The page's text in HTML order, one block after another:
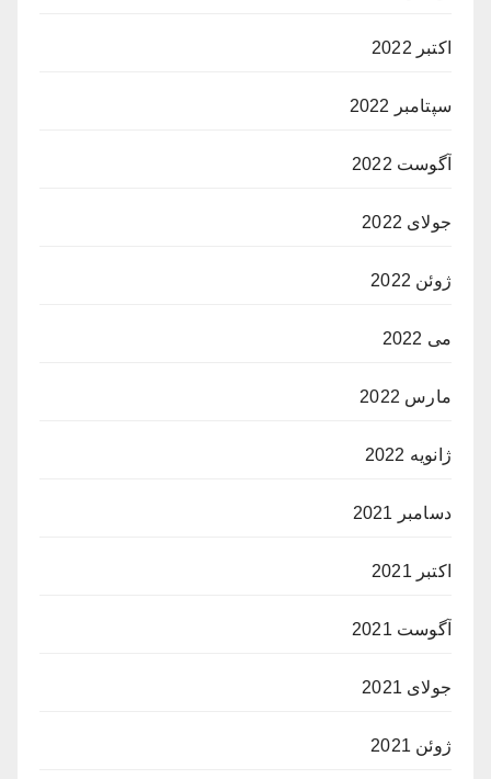
اکتبر 2022
سپتامبر 2022
آگوست 2022
جولای 2022
ژوئن 2022
می 2022
مارس 2022
ژانویه 2022
دسامبر 2021
اکتبر 2021
آگوست 2021
جولای 2021
ژوئن 2021